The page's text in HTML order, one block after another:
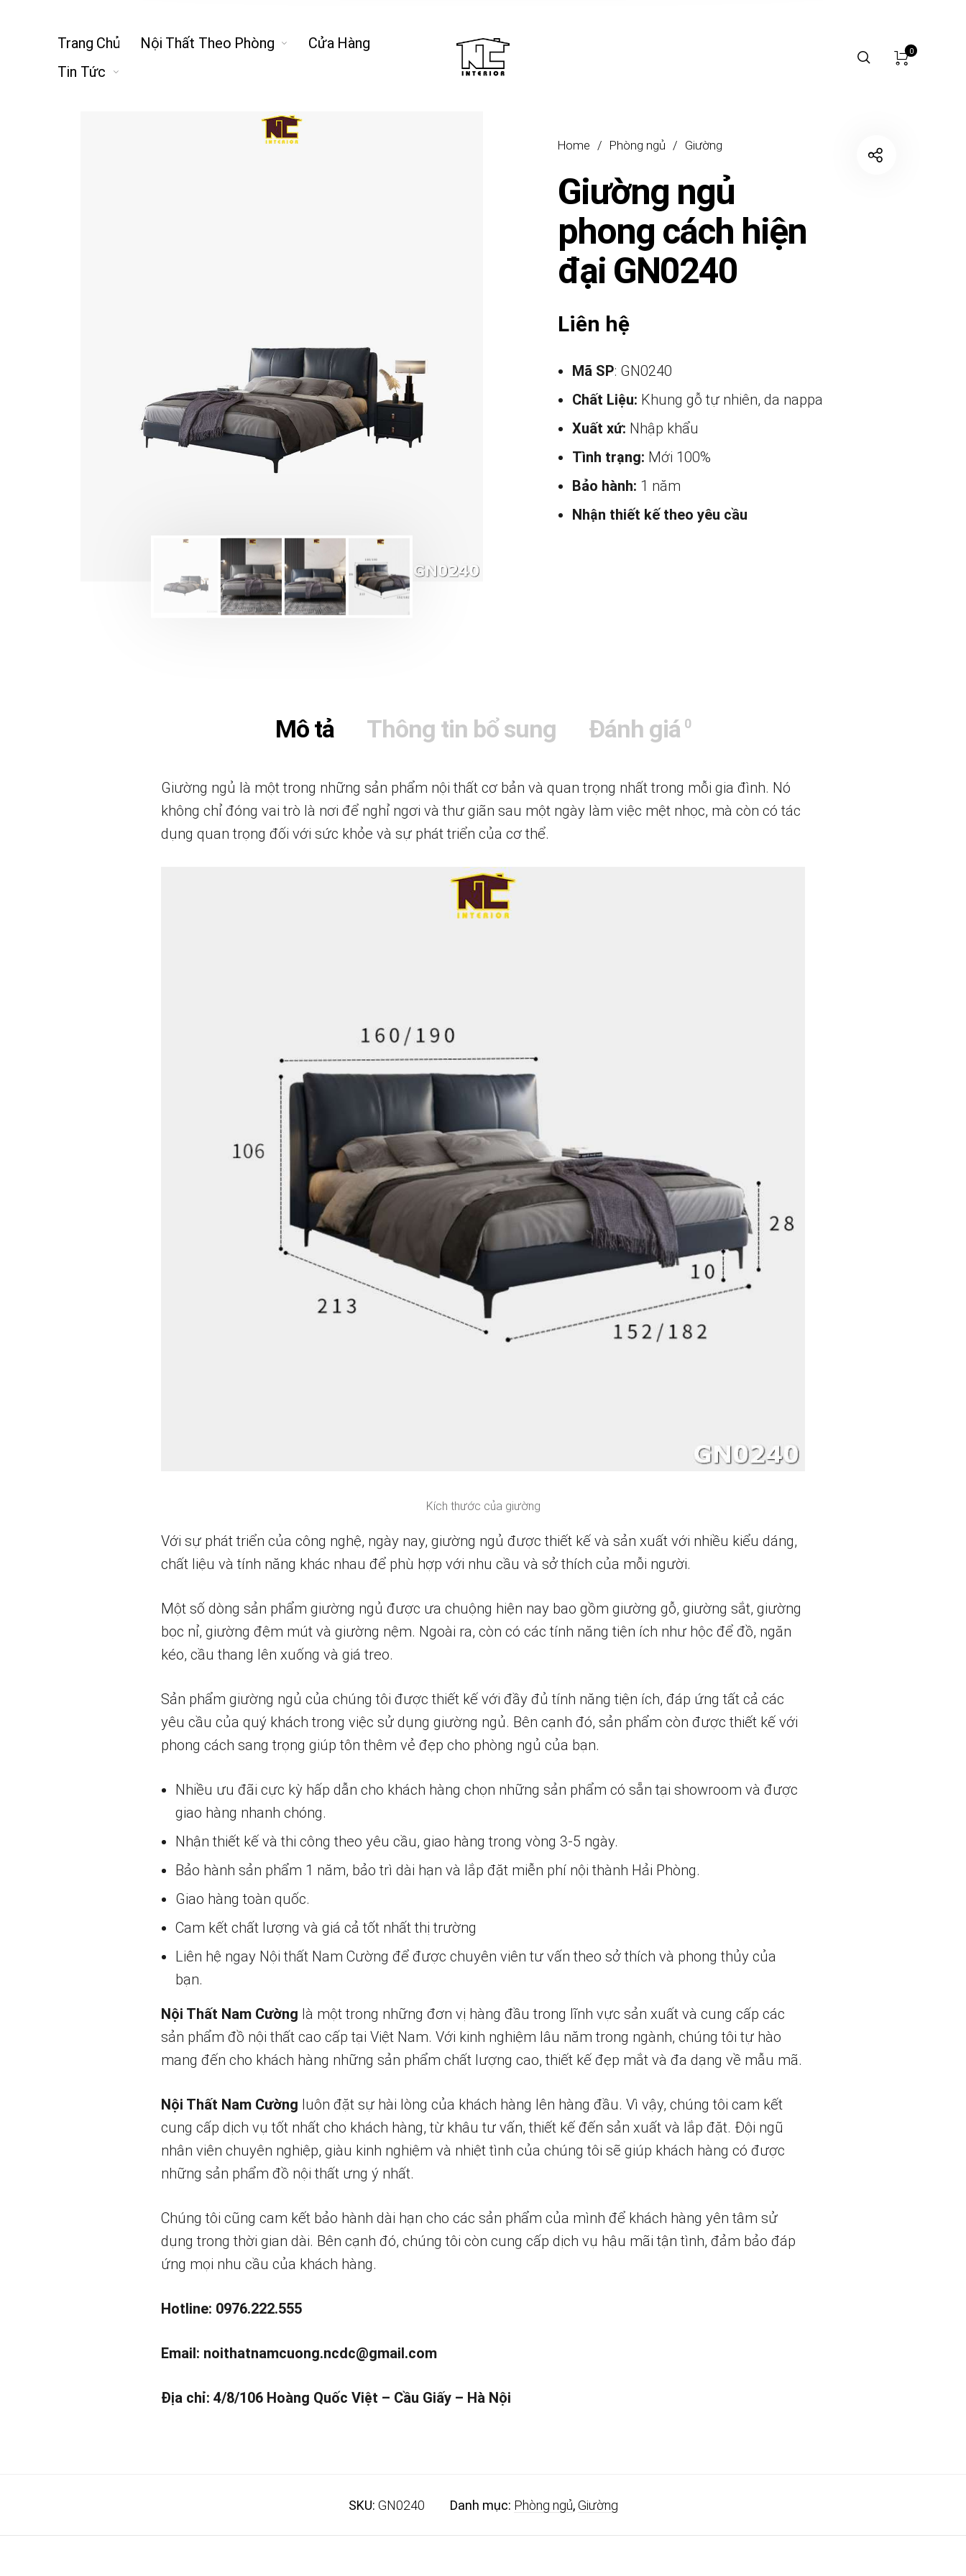
Trang Chủ Nội Thất Theo Phòng
Cửa Hàng
Tin Tức
0
Home / Phòng ngủ / Giường
Giường ngủ
phong cách hiện
đại GN0240
Liên hệ
Mã SP: GN0240
Chất Liệu: Khung gỗ tự nhiên, da nappa
Xuất xứ: Nhập khẩu
Tình trạng: Mới 100%
Bảo hành: 1 năm
Nhận thiết kế theo yêu cầu
Mô tả Thông tin bổ sung Đánh giá 0
Giường ngủ là một trong những sản phẩm nội thất cơ bản và quan trọng nhất trong mỗi gia đình. Nó
không chỉ đóng vai trò là nơi để nghỉ ngơi và thư giãn sau một ngày làm việc mệt nhọc, mà còn có tác
dụng quan trọng đối với sức khỏe và sự phát triển của cơ thể.
Kích thước của giường
Với sự phát triển của công nghệ, ngày nay, giường ngủ được thiết kế và sản xuất với nhiều kiểu dáng,
chất liệu và tính năng khác nhau để phù hợp với nhu cầu và sở thích của mỗi người.
Một số dòng sản phẩm giường ngủ được ưa chuộng hiện nay bao gồm giường gỗ, giường sắt, giường
bọc nỉ, giường đệm mút và giường nệm. Ngoài ra, còn có các tính năng tiện ích như hộc để đồ, ngăn
kéo, cầu thang lên xuống và giá treo.
Sản phẩm giường ngủ của chúng tôi được thiết kế với đầy đủ tính năng tiện ích, đáp ứng tất cả các
yêu cầu của quý khách trong việc sử dụng giường ngủ. Bên cạnh đó, sản phẩm còn được thiết kế với
phong cách sang trọng giúp tôn thêm vẻ đẹp cho phòng ngủ của bạn.
Nhiều ưu đãi cực kỳ hấp dẫn cho khách hàng chọn những sản phẩm có sẵn tại showroom và được
giao hàng nhanh chóng.
Nhận thiết kế và thi công theo yêu cầu, giao hàng trong vòng 3-5 ngày.
Bảo hành sản phẩm 1 năm, bảo trì dài hạn và lắp đặt miễn phí nội thành Hải Phòng.
Giao hàng toàn quốc.
Cam kết chất lượng và giá cả tốt nhất thị trường
Liên hệ ngay Nội thất Nam Cường để được chuyên viên tư vấn theo sở thích và phong thủy của
bạn.
Nội Thất Nam Cường là một trong những đơn vị hàng đầu trong lĩnh vực sản xuất và cung cấp các
sản phẩm đồ nội thất cao cấp tại Việt Nam. Với kinh nghiệm lâu năm trong ngành, chúng tôi tự hào
mang đến cho khách hàng những sản phẩm chất lượng cao, thiết kế đẹp mắt và đa dạng về mẫu mã.
Nội Thất Nam Cường luôn đặt sự hài lòng của khách hàng lên hàng đầu. Vì vậy, chúng tôi cam kết
cung cấp dịch vụ tốt nhất cho khách hàng, từ khâu tư vấn, thiết kế đến sản xuất và lắp đặt. Đội ngũ
nhân viên chuyên nghiệp, giàu kinh nghiệm và nhiệt tình của chúng tôi sẽ giúp khách hàng có được
những sản phẩm đồ nội thất ưng ý nhất.
Chúng tôi cũng cam kết bảo hành dài hạn cho các sản phẩm của mình để khách hàng yên tâm sử
dụng trong thời gian dài. Bên cạnh đó, chúng tôi còn cung cấp dịch vụ hậu mãi tận tình, đảm bảo đáp
ứng mọi nhu cầu của khách hàng.
Hotline: 0976.222.555
Email: noithatnamcuong.ncdc@gmail.com
Địa chỉ: 4/8/106 Hoàng Quốc Việt – Cầu Giấy – Hà Nội
SKU: GN0240 Danh mục: Phòng ngủ,Giường